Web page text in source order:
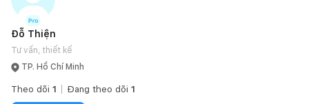
Đỗ Thiện
Tư vấn, thiết kế
TP. Hồ Chí Minh
Theo dõi 1 Đang theo dõi 1